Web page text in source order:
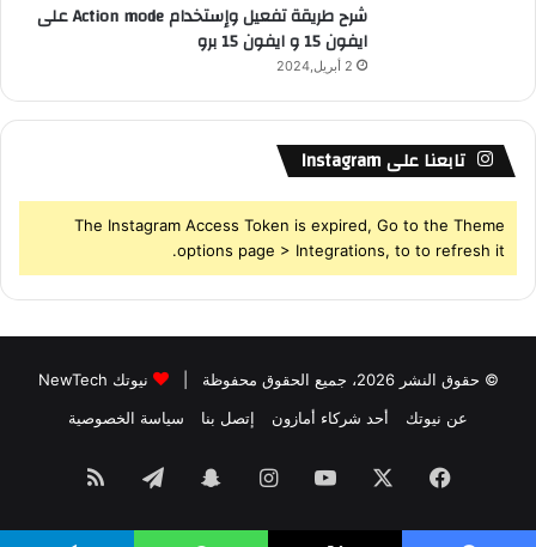
شرح طريقة تفعيل وإستخدام Action mode على
ايفون 15 و ايفون 15 برو
2 أبريل,2024
تابعنا على Instagram
The Instagram Access Token is expired, Go to the Theme
options page > Integrations, to to refresh it.
© حقوق النشر 2026، جميع الحقوق محفوظة |
نيوتك NewTech
عن نيوتك
أحد شركاء أمازون إتصل بنا سياسة الخصوصية
فيسبوك ‫YouTubeانستقرامسناب
تشات
تيلقرامملخص
الموقع